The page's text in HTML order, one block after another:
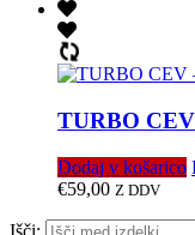
TURBO
Dodaj v košarico
€59,00 Z DDV
Išči: